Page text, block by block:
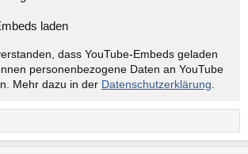
laden
dass YouTube-Embeds geladen
personen­bezogene Daten an YouTube
Mehr dazu in der Datenschutzerklärung